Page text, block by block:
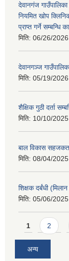
देवानगंज
नियमित खोप
प्राप्त गर्ने सम्बन्धि
मिति: 06/26/
देवानगञ्ज
मिति: 05/19/
शैक्षिक गुठी दर्ता
मिति: 10/10/
बाल विकास
मिति: 08/04/
शिक्षक दर्बंधी
मिति: 05/06/
Pages
1 2
अन्य